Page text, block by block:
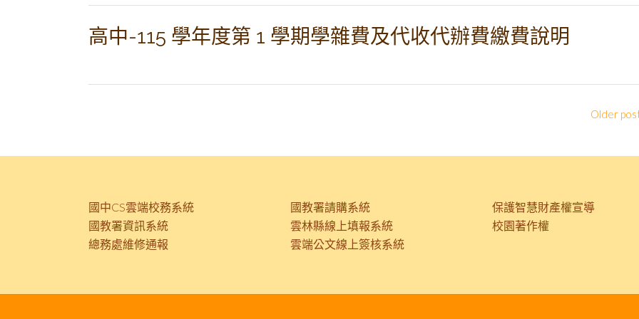
高中-115 學年度第 1 學期學雜費及代收代辦費繳費說明
Older
國中CS雲端校務系統
國教署資訊系統
總務處維修通報
國教署請購系統
雲林縣線上填報系統
雲端公文線上簽核系統
保護智慧財產權宣導
校園著作權